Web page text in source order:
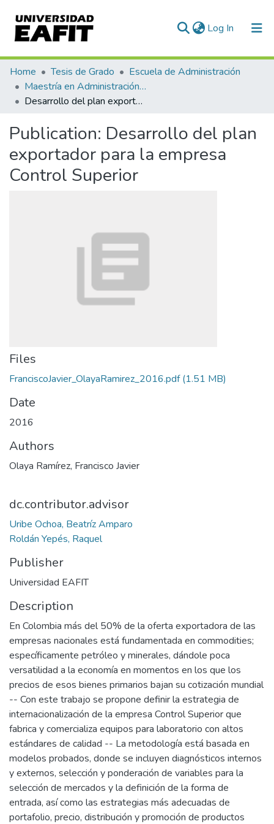
Log In (current)
Communities & Collections
All of DSpace
Home Tesis de Grado
Escuela de Administración
Maestría en Administración - MBA (tesis)
Desarrollo del plan exportador para la empresa Control Superior
Publication: Desarrollo del plan
exportador para la empresa
Control Superior
Files
FranciscoJavier_OlayaRamirez_2016.pdf(1.51 MB)
Date
2016
Authors
Olaya Ramírez, Francisco Javier
dc.contributor.advisor
Uribe Ochoa, Beatríz Amparo
Roldán Yepés, Raquel
Publisher
Universidad EAFIT
Description
En Colombia más del 50% de la oferta exportadora de las
empresas nacionales está fundamentada en commodities;
específicamente petróleo y minerales, dándole poca
versatilidad a la economía en momentos en los que los
precios de esos bienes primarios bajan su cotización mundial
-- Con este trabajo se propone definir la estrategia de
internacionalización de la empresa Control Superior que
fabrica y comercializa equipos para laboratorio con altos
estándares de calidad -- La metodología está basada en
modelos probados, donde se incluyen diagnósticos internos
y externos, selección y ponderación de variables para la
selección de mercados y la definición de la forma de
entrada, así como las estrategias más adecuadas de
portafolio, precio, distribución y promoción de productos